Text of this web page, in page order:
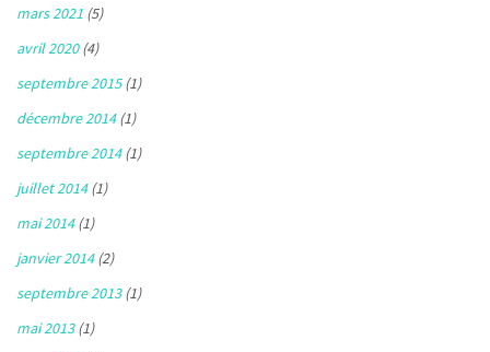
mars 2021 (5)
avril 2020(4)
septembre 2015(1)
décembre 2014(1)
septembre 2014(1)
juillet 2014(1)
mai 2014(1)
janvier 2014(2)
septembre 2013(1)
mai 2013(1)